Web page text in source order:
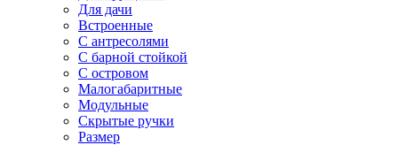
Для дачи
Встроенные
С антресолями
С барной стойкой
С островом
Малогабаритные
Модульные
Скрытые ручки
Размер